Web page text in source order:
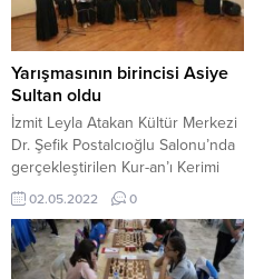
Yarışmasının birincisi Asiye
Sultan oldu
İzmit Leyla Atakan Kültür Merkezi
Dr. Şefik Postalcıoğlu Salonu’nda
gerçekleştirilen Kur-an’ı Kerimi
Güzel Okuma Yarışmasının final
programına KO-MEK Kurs Merkezi
yöneticileri ve kursiyerler katıldı.
SÖZ KUR’AN’IN Program
02.05.2022 0